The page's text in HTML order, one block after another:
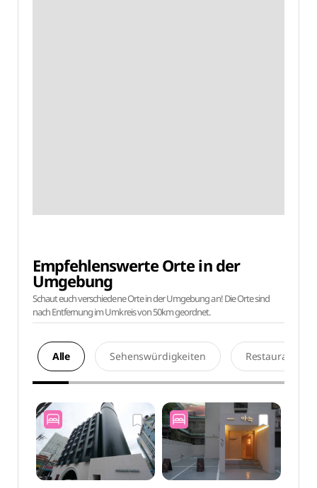
Empfehlenswerte Orte in der
Umgebung
Schaut euch verschiedene Orte in der Umgebung an! Die Orte sind
nach Entfernung im Umkreis von 50km geordnet.
Alle Sehenswürdigkeiten Restaurants